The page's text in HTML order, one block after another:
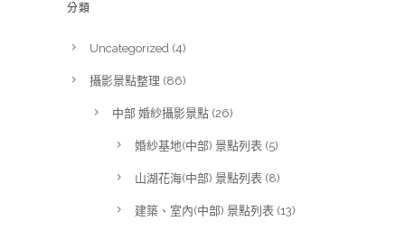
分類
Uncategorized (4)
攝影景點整理 (86)
中部 婚紗攝影景點 (26)
婚紗基地(中部) 景點列表 (5)
山湖花海(中部) 景點列表 (8)
建築、室內(中部) 景點列表 (13)